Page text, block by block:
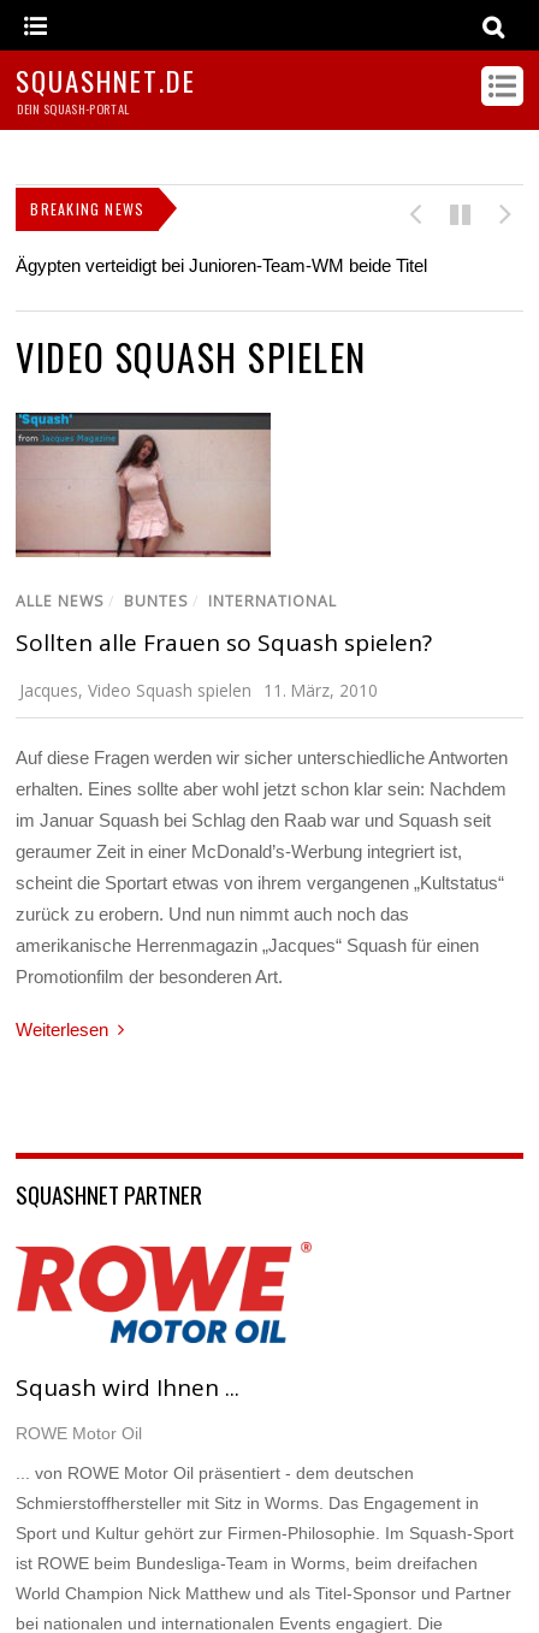
SQUASHNET.DE
DEIN SQUASH-PORTAL
BREAKING NEWS
Ägypten verteidigt bei Junioren-Team-WM beide Titel
VIDEO SQUASH SPIELEN
ALLE NEWS / BUNTES / INTERNATIONAL
Sollten alle Frauen so Squash spielen?
Jacques,Video Squash spielen 11. März, 2010
Auf diese Fragen werden wir sicher unterschiedliche Antworten
erhalten. Eines sollte aber wohl jetzt schon klar sein: Nachdem
im Januar Squash bei Schlag den Raab war und Squash seit
geraumer Zeit in einer McDonald’s-Werbung integriert ist,
scheint die Sportart etwas von ihrem vergangenen „Kultstatus“
zurück zu erobern. Und nun nimmt auch noch das
amerikanische Herrenmagazin „Jacques“ Squash für einen
Promotionfilm der besonderen Art.
Weiterlesen
SQUASHNET PARTNER
Squash wird Ihnen ...
ROWE Motor Oil
... von ROWE Motor Oil präsentiert - dem deutschen
Schmierstoffhersteller mit Sitz in Worms. Das Engagement in
Sport und Kultur gehört zur Firmen-Philosophie. Im Squash-Sport
ist ROWE beim Bundesliga-Team in Worms, beim dreifachen
World Champion Nick Matthew und als Titel-Sponsor und Partner
bei nationalen und internationalen Events engagiert. Die